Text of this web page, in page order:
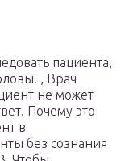
пациента,
, Врач
не может
Почему это
в
без сознания